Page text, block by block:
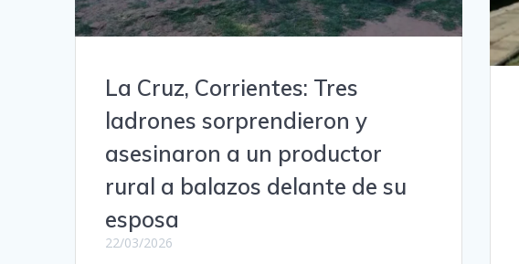
La Cruz, Corrientes: Tres
ladrones sorprendieron y
asesinaron a un productor
rural a balazos delante de su
esposa
22/03/2026